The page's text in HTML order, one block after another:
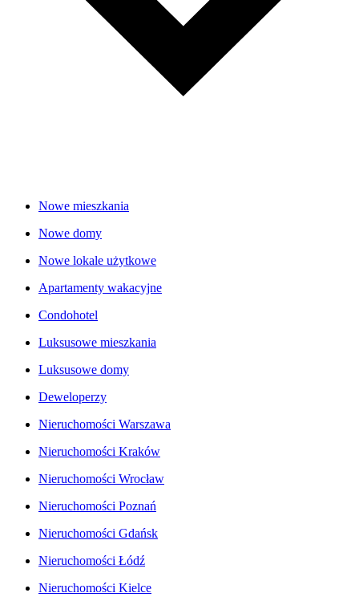
Nowe mieszkania
Nowe domy
Nowe lokale użytkowe
Apartamenty wakacyjne
Condohotel
Luksusowe mieszkania
Luksusowe domy
Deweloperzy
Nieruchomości Warszawa
Nieruchomości Kraków
Nieruchomości Wrocław
Nieruchomości Poznań
Nieruchomości Gdańsk
Nieruchomości Łódź
Nieruchomości Kielce